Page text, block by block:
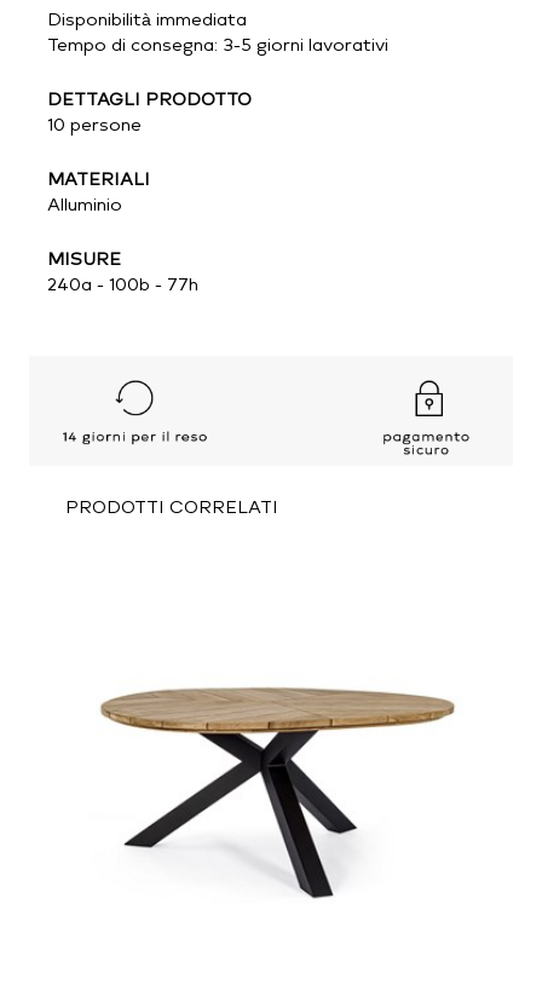
Disponibilità immediata
Tempo di consegna: 3-5 giorni lavorativi
DETTAGLI PRODOTTO
10 persone
MATERIALI
Alluminio
MISURE
240a - 100b - 77h
PRODOTTI CORRELATI